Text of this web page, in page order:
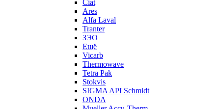
Ciat
Ares
Alfa Laval
Tranter
ЗЭО
Ещё
Vicarb
Thermowave
Tetra Pak
Stokvis
SIGMA API Schmidt
ONDA